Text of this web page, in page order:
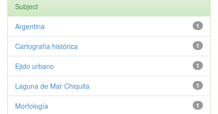
Subject
1
Argentina
1
Cartografía histórica
1
Ejido urbano
1
Laguna de Mar Chiquita
1
Morfología